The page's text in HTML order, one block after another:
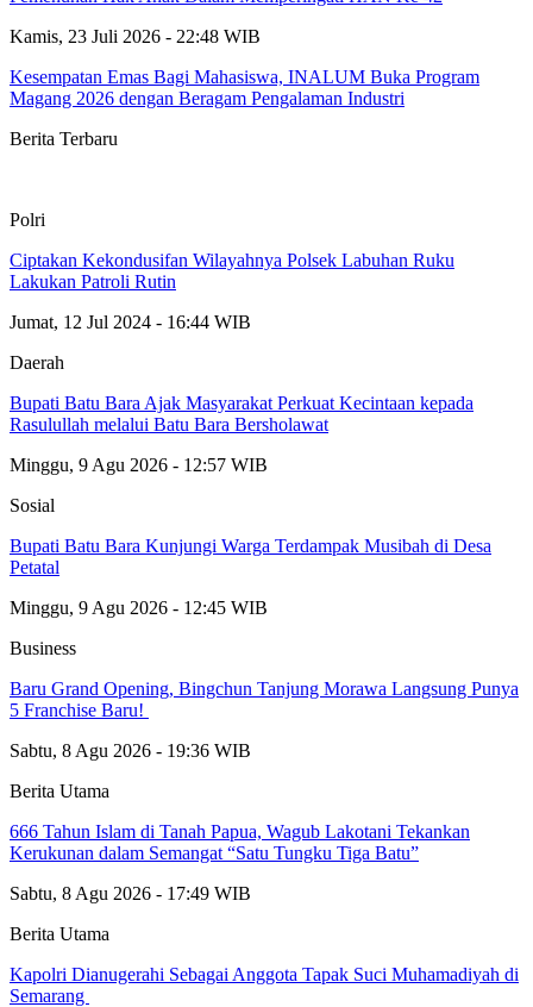
Kamis, 23 Juli 2026 - 22:48 WIB
Kesempatan Emas Bagi Mahasiswa, INALUM Buka Program
Magang 2026 dengan Beragam Pengalaman Industri
Berita Terbaru
Polri
Ciptakan Kekondusifan Wilayahnya Polsek Labuhan Ruku
Lakukan Patroli Rutin
Jumat, 12 Jul 2024 - 16:44 WIB
Daerah
Bupati Batu Bara Ajak Masyarakat Perkuat Kecintaan kepada
Rasulullah melalui Batu Bara Bersholawat
Minggu, 9 Agu 2026 - 12:57 WIB
Sosial
Bupati Batu Bara Kunjungi Warga Terdampak Musibah di Desa
Petatal
Minggu, 9 Agu 2026 - 12:45 WIB
Business
‎Baru Grand Opening, Bingchun Tanjung Morawa Langsung Punya
5 Franchise Baru! ‎
Sabtu, 8 Agu 2026 - 19:36 WIB
Berita Utama
666 Tahun Islam di Tanah Papua, Wagub Lakotani Tekankan
Kerukunan dalam Semangat “Satu Tungku Tiga Batu”
Sabtu, 8 Agu 2026 - 17:49 WIB
Berita Utama
Kapolri Dianugerahi Sebagai Anggota Tapak Suci Muhamadiyah di
Semarang